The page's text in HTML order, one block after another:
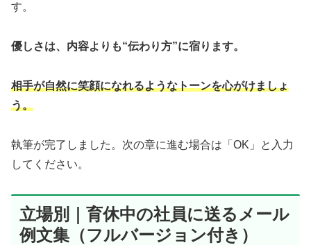
す。
優しさは、内容よりも“伝わり方”に宿ります。
相手が自然に笑顔になれるようなトーンを心がけましょ
う。
執筆が完了しました。次の章に進む場合は「OK」と入力
してください。
立場別｜育休中の社員に送るメール
例文集（フルバージョン付き）